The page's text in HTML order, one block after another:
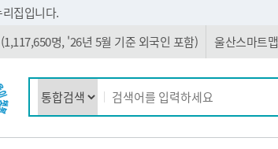
집입니다.
명, '26년 5월 기준 외국인 포함) 울산스마트맵